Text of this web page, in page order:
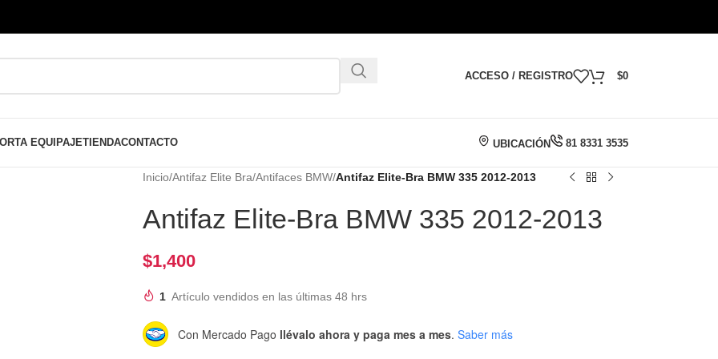
ACCESO / REGISTRO $0
EQUIPAJETIENDACONTACTO UBICACIÓN 81 8331 3535
Inicio/Antifaz Elite Bra/Antifaces BMW/Antifaz Elite-Bra BMW 335 2012-2013
Antifaz Elite-Bra BMW 335 2012-2013
$1,400
1 Artículo vendidos en las últimas 48 hrs
Con Mercado Pago llévalo ahora y paga mes a mes. Saber más